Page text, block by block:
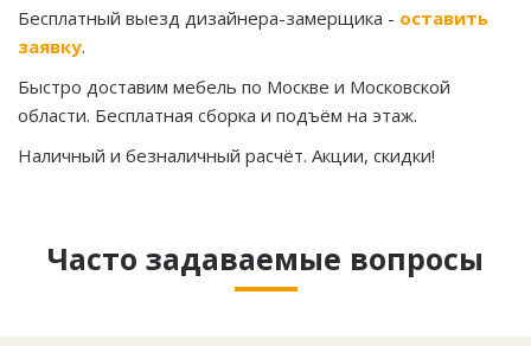
Бесплатный выезд дизайнера-замерщика - оставить
заявку.
Быстро доставим мебель по Москве и Московской
области. Бесплатная сборка и подъём на этаж.
Наличный и безналичный расчёт. Акции, скидки!
Часто задаваемые вопросы